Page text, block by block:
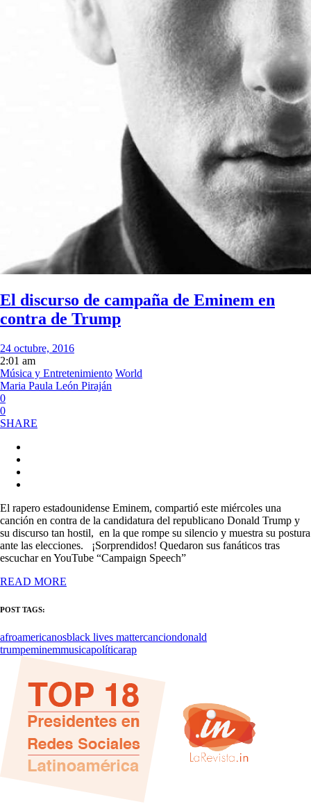
El discurso de campaña de Eminem en
contra de Trump
24 octubre, 2016
2:01 am
Música y Entretenimiento World
Maria Paula León Piraján
0
0
SHARE
El rapero estadounidense Eminem, compartió este miércoles una
canción en contra de la candidatura del republicano Donald Trump y
su discurso tan hostil, en la que rompe su silencio y muestra su postura
ante las elecciones. ¡Sorprendidos! Quedaron sus fanáticos tras
escuchar en YouTube “Campaign Speech”
READ MORE
POST TAGS:
afroamericanosblack lives mattercanciondonald
trumpeminemmusicapolíticarap